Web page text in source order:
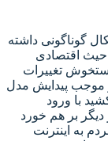
گوناگونی داشته
اقتصادی
تغییرات
موجب پیدایش مدل
با ورود
دیگر بر هم خورد
به اینترنت